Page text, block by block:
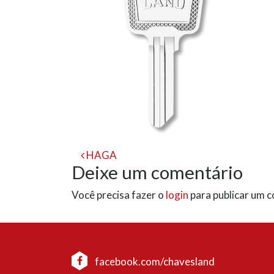
Navegação
de
post
HAGA
Deixe um comentário
Você precisa fazer o login para publicar um
facebook.com/chavesland